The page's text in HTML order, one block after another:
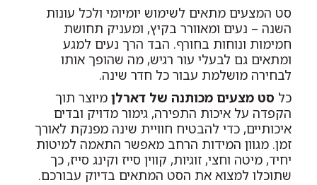
סט המצעים מתאים לשימוש יומיומי ולכל עונות
השנה – נעים ומאוורר בקיץ, ומעניק תחושת
חמימות ונוחות בחורף. הבד הרך נעים למגע
ומתאים גם לבעלי עור רגיש, מה שהופך אותו
לבחירה מושלמת עבור כל חדר שינה.
כל סט מצעים מכותנה של דארלן מיוצר תוך
הקפדה על איכות התפירה, גימור מדויק ובדים
איכותיים, כדי להבטיח חוויית שינה מפנקת לאורך
זמן. מגוון המידות הרחב מאפשר התאמה למיטות
יחיד, מיטה וחצי, זוגיות, קווין סייז וקינג סייז, כך
שתוכלו למצוא את הסט המתאים בדיוק עבורכם.